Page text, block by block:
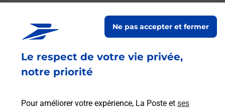
Le respect de votre vie privée,
notre priorité
Pour améliorer votre expérience, La Poste et ses
Ne pas accepter et fermer
ST AVERTIN SAINT TAB PRESSE
jusqu'à 12h30
77 AVENUE HENRI ADAM
37550 ST AVERTIN